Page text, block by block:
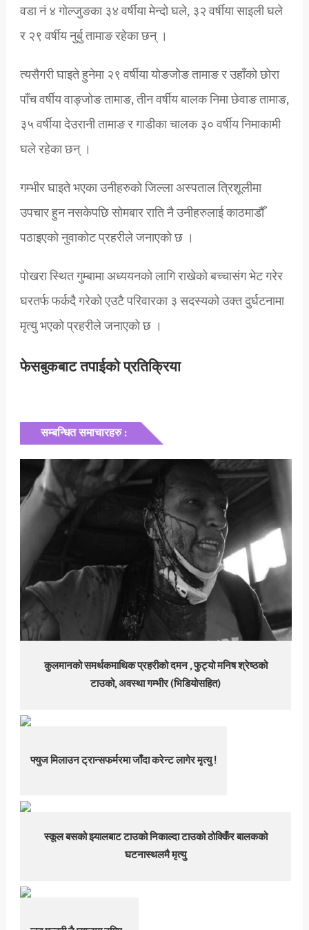
वडा नं ४ गोल्जुङका ३४ वर्षीया मेन्दो घले, ३२ वर्षीया साइली घले
र २९ वर्षीय नुर्बु तामाङ रहेका छन् ।
त्यसैगरी घाइते हुनेमा २९ वर्षीया योङजोेङ तामाङ र उहाँको छोरा
पाँच वर्षीय वाङ्जोङ तामाङ, तीन वर्षीय बालक निमा छेवाङ तामाङ,
३५ वर्षीया देउरानी तामाङ र गाडीका चालक ३० वर्षीय निमाकामी
घले रहेका छन् ।
गम्भीर घाइते भएका उनीहरुको जिल्ला अस्पताल त्रिशूलीमा
उपचार हुन नसकेपछि सोमबार राति नै उनीहरुलाई काठमाडौँ
पठाइएको नुवाकोट प्रहरीले जनाएको छ ।
पोखरा स्थित गुम्बामा अध्ययनको लागि राखेको बच्चासंग भेट गरेर
घरतर्फ फर्कदै गरेको एउटै परिवारका ३ सदस्यको उक्त दुर्घटनामा
मृत्यु भएको प्रहरीले जनाएको छ ।
फेसबुकबाट तपाईको प्रतिक्रिया
सम्बन्धित समाचारहरु :
कुलमानको समर्थकमाथिक प्रहरीको दमन , फुट्यो मनिष श्रेष्ठको
टाउको, अवस्था गम्भीर (भिडियोसहित)
फ्युज मिलाउन ट्रान्सफर्मरमा जाँदा करेन्ट लागेर मृत्यु !
स्कूल बसको झ्यालबाट टाउको निकाल्दा टाउको ठोक्किँर बालकको
घटनास्थलमै मृत्यु